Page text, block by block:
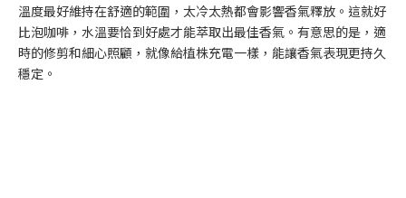
溫度最好維持在舒適的範圍，太冷太熱都會影響香氣釋放。這就好
比泡咖啡，水溫要恰到好處才能萃取出最佳香氣。有意思的是，適
時的修剪和細心照顧，就像給植株充電一樣，能讓香氣表現更持久
穩定。